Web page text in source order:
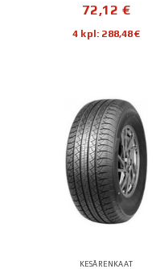
72,12 €
4 kpl: 288,48€
KESÄRENKAAT